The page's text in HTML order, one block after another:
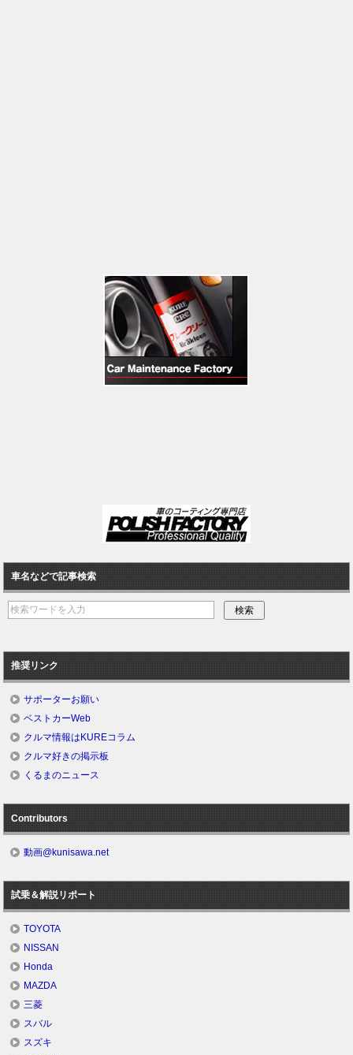
車名などで記事検索
推奨リンク
サポーターお願い
ベストカーWeb
クルマ情報はKUREコラム
クルマ好きの掲示板
くるまのニュース
Contributors
動画@kunisawa.net
試乗＆解説リポート
TOYOTA
NISSAN
Honda
MAZDA
三菱
スバル
スズキ